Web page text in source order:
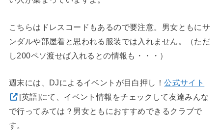
こちらはドレスコードもあるので要注意。男女ともにサ
ンダルや部屋着と思われる服装では入れません。（ただ
し200ペソ渡せば入れるとの情報も・・・）
週末には、DJによるイベントが目白押し！公式サイト
[英語]にて、イベント情報をチェックして友達みんな
で行ってみては？男女ともにおすすめできるクラブで
す。